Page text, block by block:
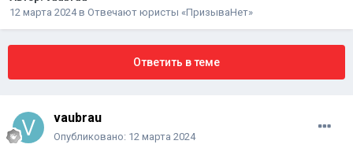
12 марта 2024в Отвечают юристы «ПризываНет»
Ответить в теме
vaubrau
Опубликовано: 12 марта 2024